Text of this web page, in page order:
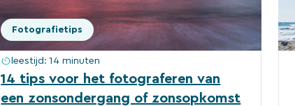
Fotografietips
leestijd: 14 minuten
14 tips voor het fotograferen van
een zonsondergang of zonsopkomst